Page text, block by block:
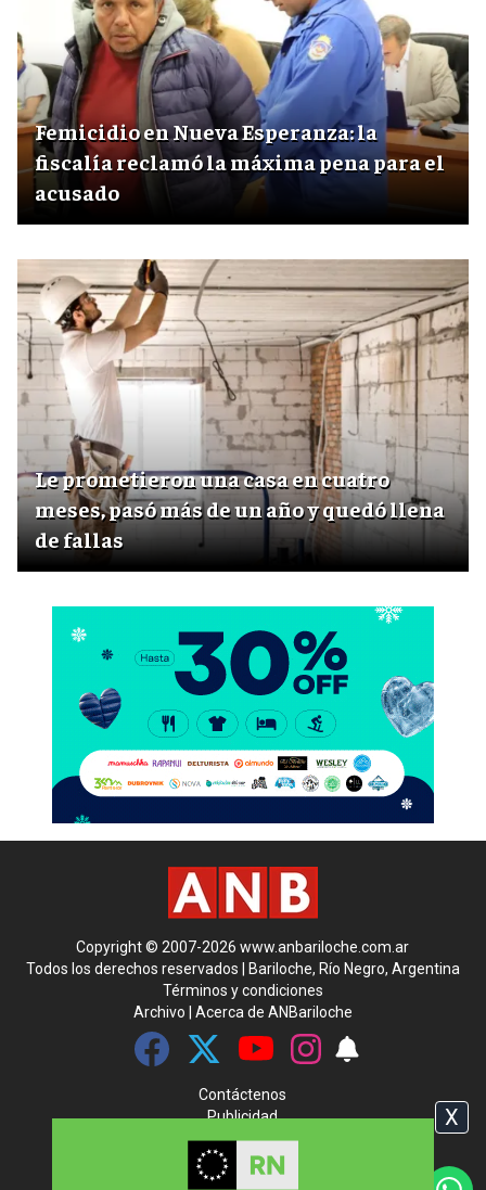
Femicidio en Nueva Esperanza: la
fiscalía reclamó la máxima pena para el
acusado
Le prometieron una casa en cuatro
meses, pasó más de un año y quedó llena
de fallas
Copyright © 2007-2026 www.anbariloche.com.ar
Todos los derechos reservados | Bariloche, Río Negro, Argentina
Términos y condiciones
Archivo
Acerca de ANBariloche
Contáctenos
Publicidad
Media Kit|Rss
X